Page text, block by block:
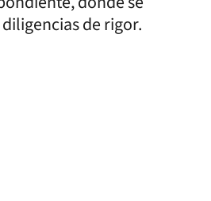
de rigor.